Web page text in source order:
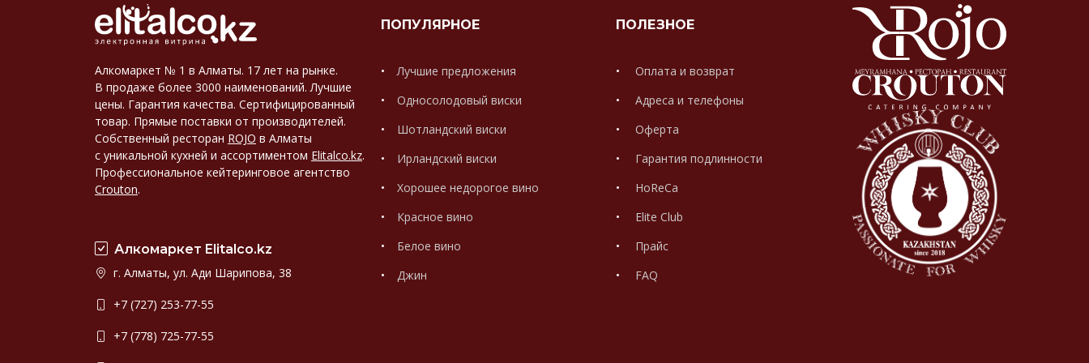
Алкомаркет № 1 в Алматы. 17 лет на рынке.
В продаже более 3000 наименований. Лучшие
цены. Гарантия качества. Сертифицированный
товар. Прямые поставки от производителей.
Собственный ресторан ROJO в Алматы
с уникальной кухней и ассортиментом Elitalco.kz.
Профессиональное кейтеринговое агентство
Crouton.
Алкомаркет Elitalco.kz
г. Алматы, ул. Ади Шарипова, 38
+7 (727) 253-77-55
+7 (778) 725-77-55
ПОПУЛЯРНОЕ
Лучшие предложения
Односолодовый виски
Шотландский виски
Ирландский виски
Хорошее недорогое вино
Красное вино
Белое вино
Джин
ПОЛЕЗНОЕ
Оплата и возврат
Адреса и телефоны
Оферта
Гарантия подлинности
HoReCa
Elite Club
Прайс
FAQ